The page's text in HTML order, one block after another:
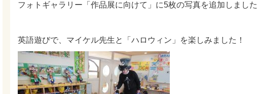
フォトギャラリー「作品展に向けて」に5枚の写真を追加しまし
英語遊びで、マイケル先生と「ハロウィン」を楽しみました！